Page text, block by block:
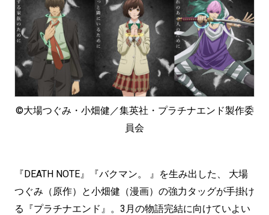
©︎大場つぐみ・小畑健／集英社・プラチナエンド製作委
員会
『DEATH NOTE』『バクマン。 』を生み出した、 大場
つぐみ（原作）と小畑健（漫画）の強力タッグが手掛け
る『プラチナエンド』。3月の物語完結に向けていよい